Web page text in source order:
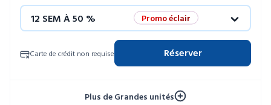
12 SEM À 50 % Promo éclair
Unités limitées
Carte de crédit non requise Réserver
Plus de Grandes unités